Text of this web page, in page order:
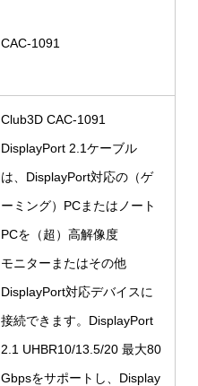
CAC-1091
Club3D CAC-1091
DisplayPort 2.1ケーブル
は、DisplayPort対応の（ゲ
ーミング）PCまたはノート
PCを（超）高解像度
モニターまたはその他
DisplayPort対応デバイスに
接続できます。DisplayPort
2.1 UHBR10/13.5/20 最大80
Gbpsをサポートし、Display